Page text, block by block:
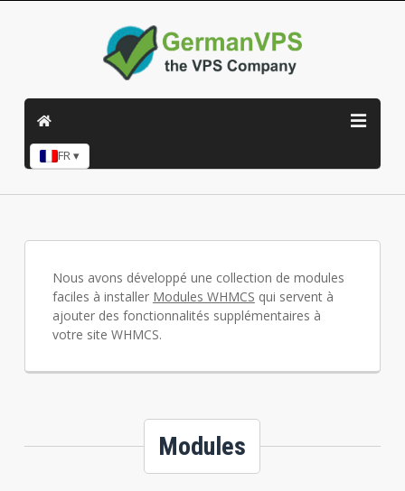
FR ▾
Nous avons développé une collection de modules
faciles à installer Modules WHMCS qui servent à
ajouter des fonctionnalités supplémentaires à
votre site WHMCS.
Modules